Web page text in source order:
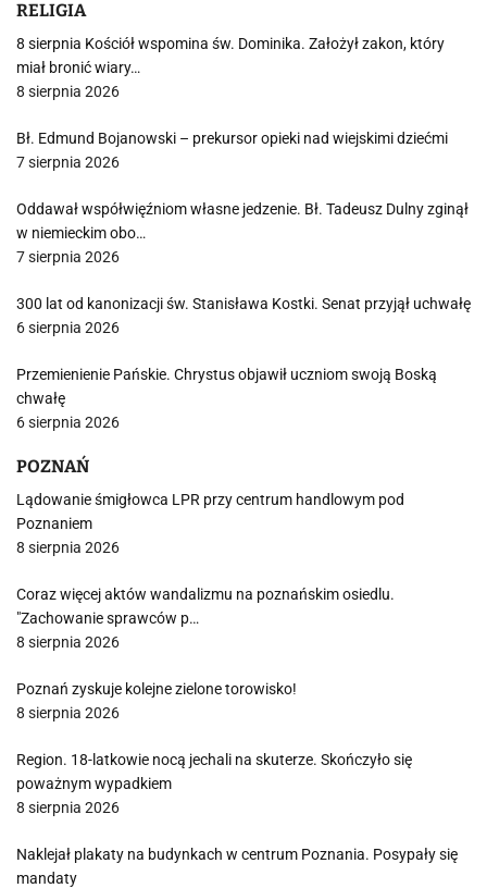
RELIGIA
8 sierpnia Kościół wspomina św. Dominika. Założył zakon, który
miał bronić wiary…
8 sierpnia 2026
Bł. Edmund Bojanowski – prekursor opieki nad wiejskimi dziećmi
7 sierpnia 2026
Oddawał współwięźniom własne jedzenie. Bł. Tadeusz Dulny zginął
w niemieckim obo…
7 sierpnia 2026
300 lat od kanonizacji św. Stanisława Kostki. Senat przyjął uchwałę
6 sierpnia 2026
Przemienienie Pańskie. Chrystus objawił uczniom swoją Boską
chwałę
6 sierpnia 2026
POZNAŃ
Lądowanie śmigłowca LPR przy centrum handlowym pod
Poznaniem
8 sierpnia 2026
Coraz więcej aktów wandalizmu na poznańskim osiedlu.
"Zachowanie sprawców p…
8 sierpnia 2026
Poznań zyskuje kolejne zielone torowisko!
8 sierpnia 2026
Region. 18-latkowie nocą jechali na skuterze. Skończyło się
poważnym wypadkiem
8 sierpnia 2026
Naklejał plakaty na budynkach w centrum Poznania. Posypały się
mandaty